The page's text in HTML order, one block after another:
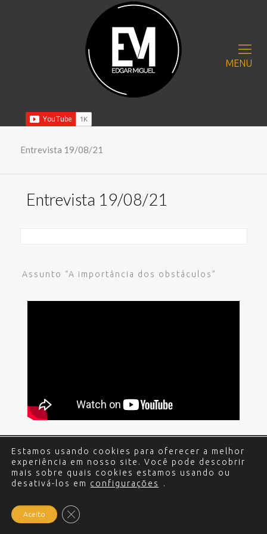
MENU
Entrevista 19/08/21
Entrevista 19/08/21
Assunto “A importância dos obstáculos”
© 2017 - 2024 Edgar Miguel. Todos os direitos
reservados. Política de Privacidade.Criação e
Desenvolvimento do site: Alex Sanches
Estamos usando cookies para oferecer a melhor
experiência em nosso site. Você pode descobrir
mais sobre quais cookies estamos usando ou
desativá-los em configurações .
Aceito Close GDPR Cookie Banner